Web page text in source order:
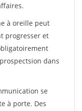
à oreille peut
progresser et
dans
se
à porte. Des